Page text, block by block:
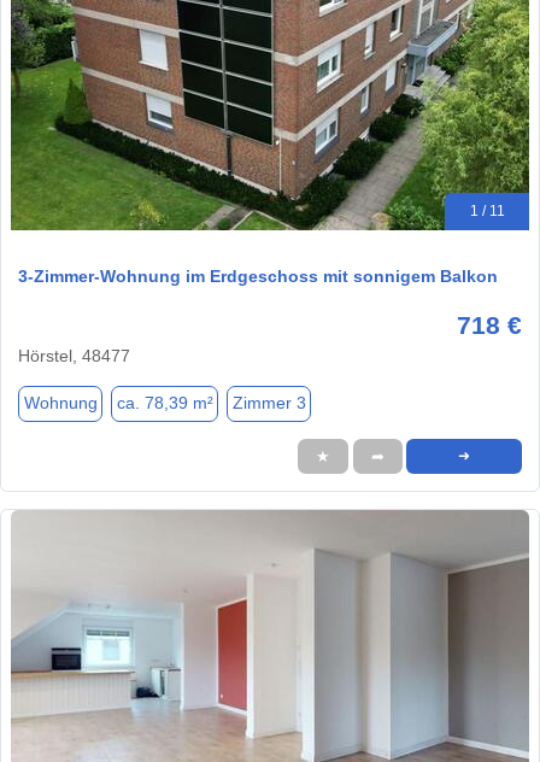
1 / 11
3-Zimmer-Wohnung im Erdgeschoss mit sonnigem Balkon
718 €
Hörstel, 48477
Wohnung ca. 78,39 m² Zimmer 3
★ ➦ ➜